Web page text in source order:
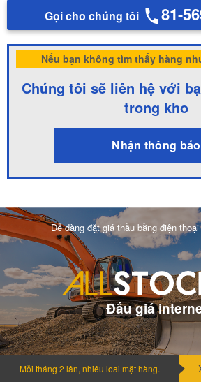
Gọi cho chúng tôi 81-
Nếu bạn không tìm thấy hàng
Chúng tôi sẽ liên hệ với
trong kho
Nhận thông báo
Dễ dàng đặt giá thầu bằng điện
Đấu giá
Mỗi tháng 2 lần, nhiều loai mặt hàng.